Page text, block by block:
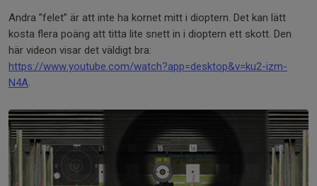
Andra ”felet” är att inte ha kornet mitt i dioptern. Det kan lätt
kosta flera poäng att titta lite snett in i dioptern ett skott. Den
här videon visar det väldigt bra:
https://www.youtube.com/watch?app=desktop&v=ku2-izm-
N4A.